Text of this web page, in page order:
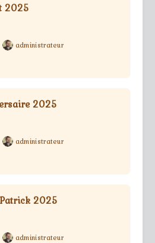
2025
administrateur
2025
administrateur
2025
administrateur